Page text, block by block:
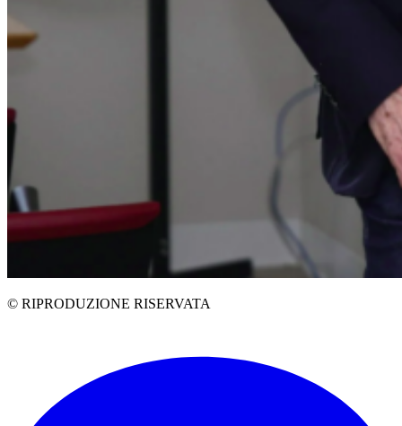
© RIPRODUZIONE RISERVATA